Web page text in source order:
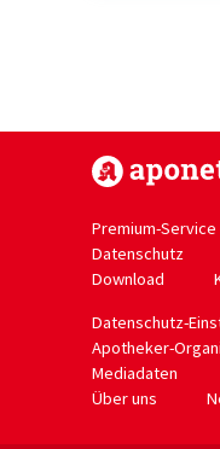
Premium-Service
Datenschutz
Download
Datenschutz-
Apotheker-
Mediadaten
Über uns